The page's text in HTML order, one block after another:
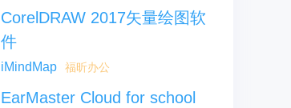
CorelDRAW 2017矢量绘图软
件
iMindMap 福昕办公
EarMaster Cloud for school